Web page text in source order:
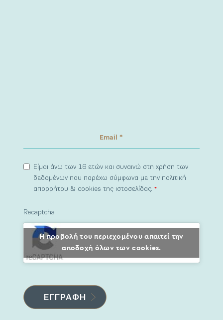
Είμαι άνω των 16 ετών και συναινώ στη χρήση των
δεδομένων που παρέχω σύμφωνα με την πολιτική
απορρήτου & cookies της ιστοσελίδας.*
Recaptcha
Η προβολή του περιεχομένου απαιτεί την
αποδοχή όλων των cookies.